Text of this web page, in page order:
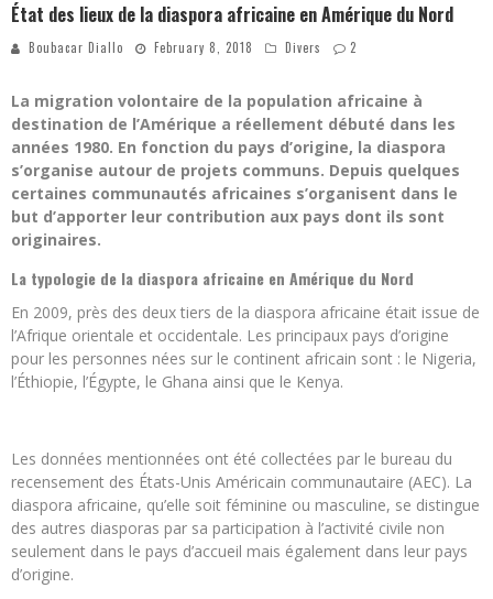
How Technology Has Changed Sports
État des lieux de la diaspora africaine en Amérique du Nord
Boubacar Diallo February 8, 2018 Divers 2
La migration volontaire de la population africaine à
destination de l’Amérique a réellement débuté dans les
années 1980. En fonction du pays d’origine, la diaspora
s’organise autour de projets communs. Depuis quelques
certaines communautés africaines s’organisent dans le
but d’apporter leur contribution aux pays dont ils sont
originaires.
La typologie de la diaspora africaine en Amérique du Nord
En 2009, près des deux tiers de la diaspora africaine était issue de
l’Afrique orientale et occidentale. Les principaux pays d’origine
pour les personnes nées sur le continent africain sont : le Nigeria,
l’Éthiopie, l’Égypte, le Ghana ainsi que le Kenya.
Les données mentionnées ont été collectées par le bureau du
recensement des États-Unis Américain communautaire (AEC). La
diaspora africaine, qu’elle soit féminine ou masculine, se distingue
des autres diasporas par sa participation à l’activité civile non
seulement dans le pays d’accueil mais également dans leur pays
d’origine.